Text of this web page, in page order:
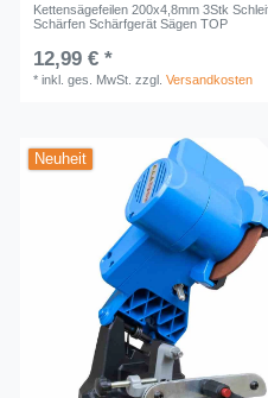
Kettensägefeilen 200x4,8mm 3Stk
Schärfen Schärfgerät Sägen TOP
12,99 € *
*inkl. ges. MwSt. zzgl.Versandkosten
Neuheit